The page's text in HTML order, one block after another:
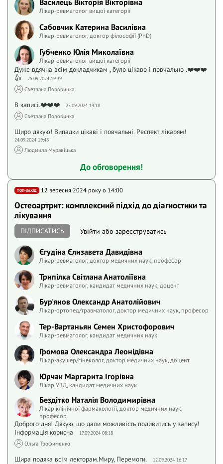
Лікар-ревматолог вищої категорії
Сабовчик Катерина Василівна
Лікар-ревматолог, доктор філософії (PhD)
Губченко Юлія Миколаївна
Лікар-ревматолог вищої категорії
Дуже вдячна всім докладчикам , було цікаво і повчально .❤️❤️❤️
👍
25.09.2024 19:39
Светлана Половинка
В записі.❤️❤️❤️ 25.09.2024 14:18
Светлана Половинка
Щиро дякую! Випадки цікаві і повчальні. Респект лікарям!
24.09.2024 19:48
Людмила Муравіцька
До обговорення!
ТОП-ЗАХІД 12 вересня 2024 року o 14:00
Остеоартрит: комплексний підхід до діагностики та
лікування
ПІДПИСАТИСЬ Увійти або зареєструватись
Єгудіна Єлизавета Давидівна
Лікар-ревматолог, доктор медичних наук, професор
Трипілка Світлана Анатоліївна
Лікар-ревматолог, кандидат медичних наук, доцент
Бур'янов Олександр Анатолійович
Лікар-ортопед/травматолог, доктор медичних наук, професор
Тер-Вартаньян Семен Христофорович
Лікар-ревматолог, кандидат медичних наук
Громова Олександра Леонідівна
Лікар-акушер/гінеколог, доктор медичних наук, доцент
Юрчак Маргарита Ігорівна
Лікар УЗД, кандидат медичних наук
Бездітко Наталія Володимирівна
Лікар клінічної фармакології, доктор медичних наук,
професор
Доброго дня! Дякую, що дали можливість подивитись у запису!
Інформація корисна
17.09.2024 08:18
Ольга Трофименко
Щира подяка всім лекторам.Миру, Перемоги. 12.09.2024 16:17